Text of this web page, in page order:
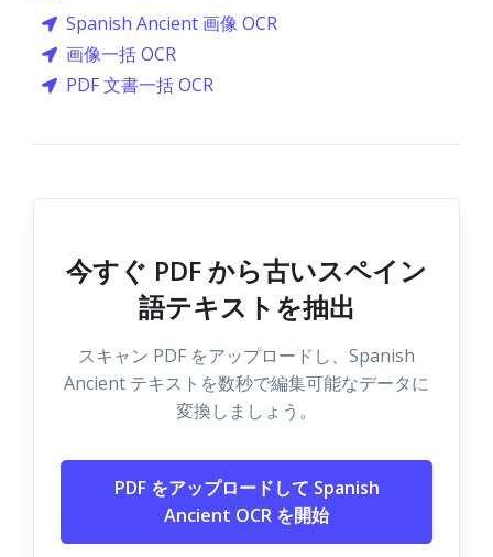
Spanish Ancient 画像 OCR
画像一括 OCR
PDF 文書一括 OCR
今すぐ PDF から古いスペイン
語テキストを抽出
スキャン PDF をアップロードし、Spanish
Ancient テキストを数秒で編集可能なデータに
変換しましょう。
PDF をアップロードして Spanish
Ancient OCR を開始